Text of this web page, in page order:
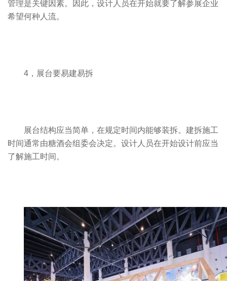
管理是关键因素。因此，设计人员在开始就要了解参展企业
希望何种人流。
4，展台要易建易拆
展台结构应当简单，在规定时间内能够装拆。建拆施工
时间通常由糖酒会组委会决定。设计人员在开始设计前应当
了解施工时间。